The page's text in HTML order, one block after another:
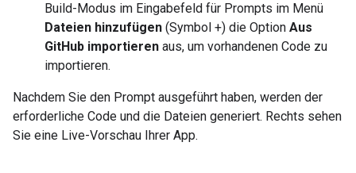
Build-Modus im Eingabefeld für Prompts im Menü
Dateien hinzufügen (Symbol +) die Option Aus
GitHub importieren aus, um vorhandenen Code zu
importieren.
Nachdem Sie den Prompt ausgeführt haben, werden der
erforderliche Code und die Dateien generiert. Rechts sehen
Sie eine Live-Vorschau Ihrer App.